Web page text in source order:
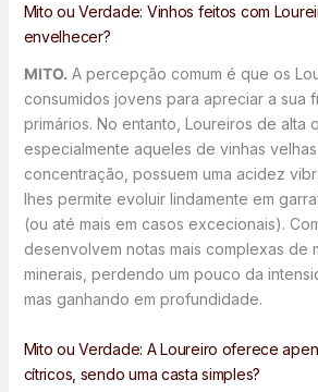
Mito ou Verdade: Vinhos feitos com
envelhecer?
MITO. A percepção comum é que os
consumidos jovens para apreciar a sua
primários. No entanto, Loureiros de alta
especialmente aqueles de vinhas
concentração, possuem uma acidez
lhes permite evoluir lindamente em
(ou até mais em casos excecionais).
desenvolvem notas mais complexas de
minerais, perdendo um pouco da
mas ganhando em profundidade.
Mito ou Verdade: A Loureiro oferece
cítricos, sendo uma casta simples?